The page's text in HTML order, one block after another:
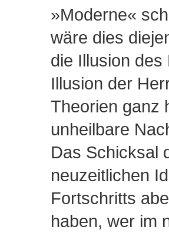
»Moderne«
wäre dies
die Illusion
Illusion der
Theorien ganz
unheilbare
Das Schicksal
neuzeitlichen
Fortschritts
haben, wer im